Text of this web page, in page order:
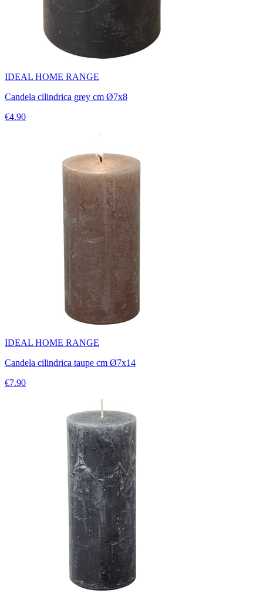
IDEAL HOME RANGE
Candela cilindrica grey cm Ø7x8
€4.90
IDEAL HOME RANGE
Candela cilindrica taupe cm Ø7x14
€7.90